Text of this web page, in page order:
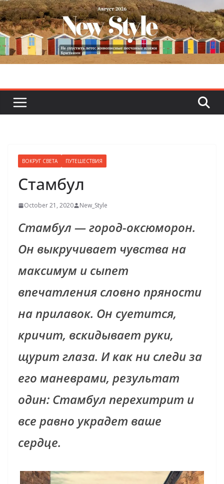
Skip
to
content
ВОКРУГ СВЕТА ПУТЕШЕСТВИЯ
Стамбул
October 21, 2020 New_Style
Стамбул — город-оксюморон.
Он выкручивает чувства на
максимум и сыпет
впечатления словно пряности
на прилавок. Он суетится,
кричит, вскидывает руки,
щурит глаза. И как ни следи за
его маневрами, результат
один: Стамбул перехитрит и
все равно украдет ваше
сердце.